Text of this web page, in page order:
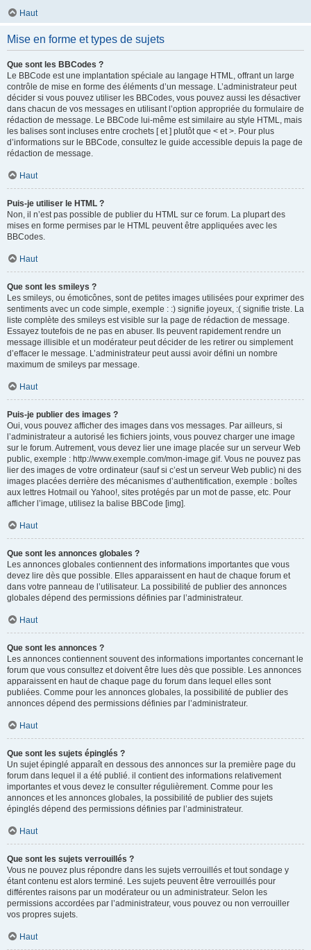
Haut
Mise en forme et types de sujets
Que sont les BBCodes ?
Le BBCode est une implantation spéciale au langage HTML, offrant un large
contrôle de mise en forme des éléments d’un message. L’administrateur peut
décider si vous pouvez utiliser les BBCodes, vous pouvez aussi les désactiver
dans chacun de vos messages en utilisant l’option appropriée du formulaire de
rédaction de message. Le BBCode lui-même est similaire au style HTML, mais
les balises sont incluses entre crochets [ et ] plutôt que < et >. Pour plus
d’informations sur le BBCode, consultez le guide accessible depuis la page de
rédaction de message.
Haut
Puis-je utiliser le HTML ?
Non, il n’est pas possible de publier du HTML sur ce forum. La plupart des
mises en forme permises par le HTML peuvent être appliquées avec les
BBCodes.
Haut
Que sont les smileys ?
Les smileys, ou émoticônes, sont de petites images utilisées pour exprimer des
sentiments avec un code simple, exemple : :) signifie joyeux, :( signifie triste. La
liste complète des smileys est visible sur la page de rédaction de message.
Essayez toutefois de ne pas en abuser. Ils peuvent rapidement rendre un
message illisible et un modérateur peut décider de les retirer ou simplement
d’effacer le message. L’administrateur peut aussi avoir défini un nombre
maximum de smileys par message.
Haut
Puis-je publier des images ?
Oui, vous pouvez afficher des images dans vos messages. Par ailleurs, si
l’administrateur a autorisé les fichiers joints, vous pouvez charger une image
sur le forum. Autrement, vous devez lier une image placée sur un serveur Web
public, exemple : http://www.exemple.com/mon-image.gif. Vous ne pouvez pas
lier des images de votre ordinateur (sauf si c’est un serveur Web public) ni des
images placées derrière des mécanismes d’authentification, exemple : boîtes
aux lettres Hotmail ou Yahoo!, sites protégés par un mot de passe, etc. Pour
afficher l’image, utilisez la balise BBCode [img].
Haut
Que sont les annonces globales ?
Les annonces globales contiennent des informations importantes que vous
devez lire dès que possible. Elles apparaissent en haut de chaque forum et
dans votre panneau de l’utilisateur. La possibilité de publier des annonces
globales dépend des permissions définies par l’administrateur.
Haut
Que sont les annonces ?
Les annonces contiennent souvent des informations importantes concernant le
forum que vous consultez et doivent être lues dès que possible. Les annonces
apparaissent en haut de chaque page du forum dans lequel elles sont
publiées. Comme pour les annonces globales, la possibilité de publier des
annonces dépend des permissions définies par l’administrateur.
Haut
Que sont les sujets épinglés ?
Un sujet épinglé apparaît en dessous des annonces sur la première page du
forum dans lequel il a été publié. il contient des informations relativement
importantes et vous devez le consulter régulièrement. Comme pour les
annonces et les annonces globales, la possibilité de publier des sujets
épinglés dépend des permissions définies par l’administrateur.
Haut
Que sont les sujets verrouillés ?
Vous ne pouvez plus répondre dans les sujets verrouillés et tout sondage y
étant contenu est alors terminé. Les sujets peuvent être verrouillés pour
différentes raisons par un modérateur ou un administrateur. Selon les
permissions accordées par l’administrateur, vous pouvez ou non verrouiller
vos propres sujets.
Haut